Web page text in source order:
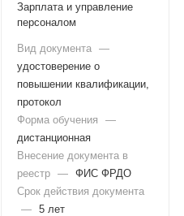
Зарплата и управление
персоналом
Вид документа —
удостоверение о
повышении квалификации,
протокол
Форма обучения
—
дистанционная
Внесение документа в
реестр — ФИС ФРДО
Срок действия документа
— 5 лет